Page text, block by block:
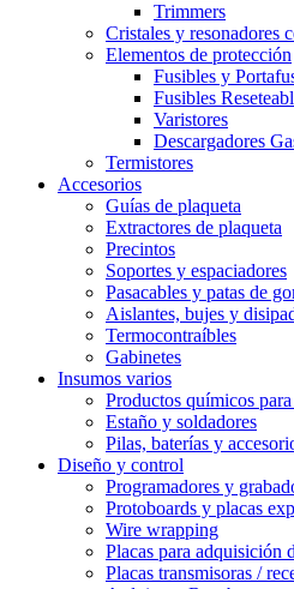
Trimmers
Cristales y resonadores
Elementos de protección
Fusibles y
Fusibles
Varistores
Descargadores
Termistores
Accesorios
Guías de plaqueta
Extractores de plaqueta
Precintos
Soportes y espaciadores
Pasacables y patas de
Aislantes, bujes y
Termocontraíbles
Gabinetes
Insumos varios
Productos químicos
Estaño y soldadores
Pilas, baterías y
Diseño y control
Programadores y
Protoboards y placas
Wire wrapping
Placas para adquisición
Placas transmisoras /